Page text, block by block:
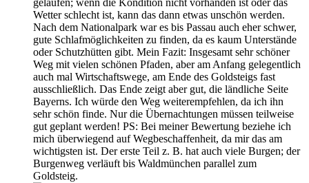
gelaufen; wenn die Kondition nicht vorhanden ist oder das
Wetter schlecht ist, kann das dann etwas unschön werden.
Nach dem Nationalpark war es bis Passau auch eher schwer,
gute Schlafmöglichkeiten zu finden, da es kaum Unterstände
oder Schutzhütten gibt. Mein Fazit: Insgesamt sehr schöner
Weg mit vielen schönen Pfaden, aber am Anfang gelegentlich
auch mal Wirtschaftswege, am Ende des Goldsteigs fast
ausschließlich. Das Ende zeigt aber gut, die ländliche Seite
Bayerns. Ich würde den Weg weiterempfehlen, da ich ihn
sehr schön finde. Nur die Übernachtungen müssen teilweise
gut geplant werden! PS: Bei meiner Bewertung beziehe ich
mich überwiegend auf Wegbeschaffenheit, da mir das am
wichtigsten ist. Der erste Teil z. B. hat auch viele Burgen; der
Burgenweg verläuft bis Waldmünchen parallel zum
Goldsteig.